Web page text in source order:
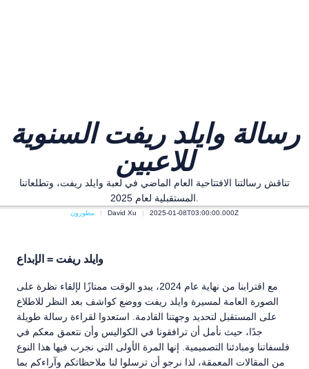
رسالة وايلد ريفت السنوية
للاعبين
تناقش رسالتنا الافتتاحية العام الماضي في لعبة وايلد ريفت، وتطلعاتنا
مطورون David Xu 2025-01-08T03:00:00.000Z
وايلد ريفت = الإبداع
مع اقترابنا من نهاية عام 2024، يبدو الوقت ممتازًا لإلقاء نظرة على
الصورة العامة لمسيرة وايلد ريفت ووضع كواشف بعد النظر للاطلاع
على المستقبل لتحديد وجهتنا القادمة. استعدوا لقراءة رسالة طويلة
جدًا، حيث نأمل أن ترافقونا في الكواليس وأن نتعمق معكم في
فلسفاتنا ومبادئنا التصميمية. إنها المرة الأولى التي نجرب فيها هذا النوع
من المقالات المعمقة، لذا نرجو أن ترسلوا لنا ملاحظاتكم وآراءكم بما